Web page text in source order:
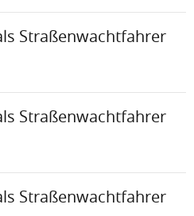
Straßenwachtfahrer
Straßenwachtfahrer
Straßenwachtfahrer